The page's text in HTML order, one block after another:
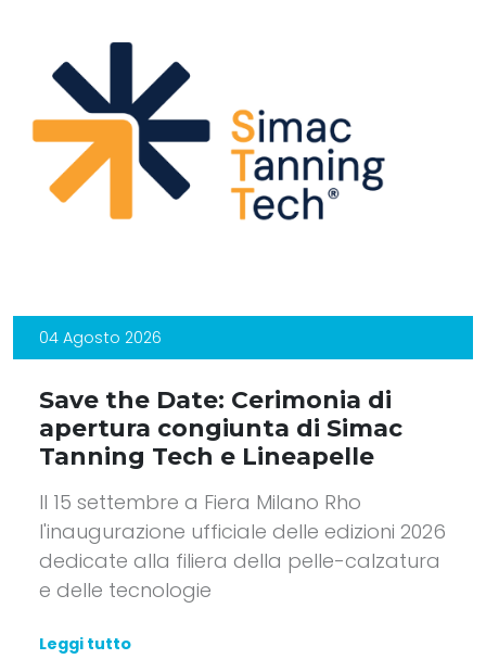
04 Agosto 2026
Save the Date: Cerimonia di
apertura congiunta di Simac
Tanning Tech e Lineapelle
Il 15 settembre a Fiera Milano Rho
l'inaugurazione ufficiale delle edizioni 2026
dedicate alla filiera della pelle-calzatura
e delle tecnologie
Leggi tutto